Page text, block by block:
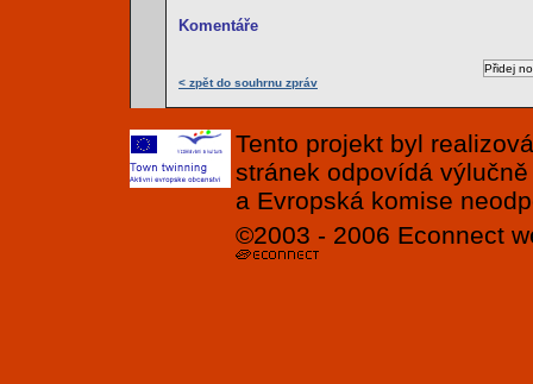
Komentáře
< zpět do souhrnu zpráv
Tento projekt byl
stránek odpovídá
a Evropská komise
©2003 - 2006 Econnect